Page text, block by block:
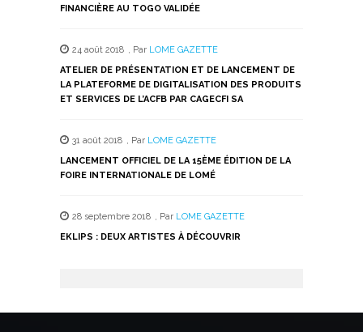
FINANCIÈRE AU TOGO VALIDÉE
24 août 2018 , Par LOME GAZETTE
ATELIER DE PRÉSENTATION ET DE LANCEMENT DE
LA PLATEFORME DE DIGITALISATION DES PRODUITS
ET SERVICES DE L’ACFB PAR CAGECFI SA
31 août 2018 , Par LOME GAZETTE
LANCEMENT OFFICIEL DE LA 15ÈME ÉDITION DE LA
FOIRE INTERNATIONALE DE LOMÉ
28 septembre 2018 , Par LOME GAZETTE
EKLIPS : DEUX ARTISTES À DÉCOUVRIR